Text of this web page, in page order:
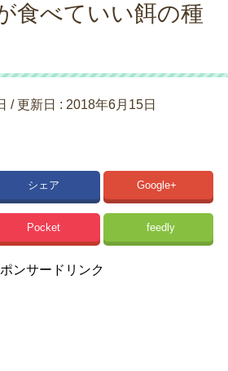
食べていい餌の種
/ 更新日 : 2018年6月15日
シェア Google+
Pocket feedly
ンサードリンク